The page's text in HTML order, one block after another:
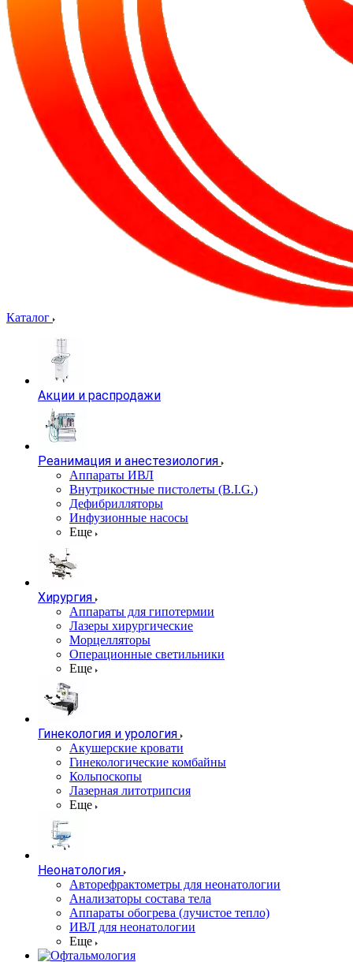
Каталог
Акции и распродажи
Реанимация и анестезиология
Аппараты ИВЛ
Внутрикостные пистолеты (B.I.G.)
Дефибрилляторы
Инфузионные насосы
Еще
Хирургия
Аппараты для гипотермии
Лазеры хирургические
Морцелляторы
Операционные светильники
Еще
Гинекология и урология
Акушерские кровати
Гинекологические комбайны
Кольпоскопы
Лазерная литотрипсия
Еще
Неонатология
Авторефрактометры для неонатологии
Анализаторы состава тела
Аппараты обогрева (лучистое тепло)
ИВЛ для неонатологии
Еще